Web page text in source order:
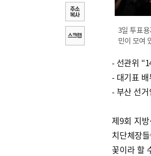
3일 투표
민이 모여
- 선관위
- 대기표
- 부산 선
제9회 지
치단체장
꽃이라 할